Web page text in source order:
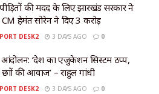
की मदद के लिए झारखंड सरकार ने
हेमंत सोरेन ने दिए ₹3 करोड़
DESK2 3 DAYS AGO 0
आंदोलन: ‘देश का एजुकेशन सिस्टम ठप्प,
की आवाज’ – राहुल गांधी
DESK2 3 DAYS AGO 0